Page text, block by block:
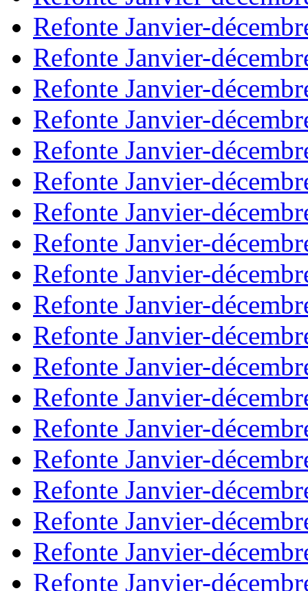
Refonte Janvier-
Refonte Janvier-
Refonte Janvier-
Refonte Janvier-
Refonte Janvier-
Refonte Janvier-
Refonte Janvier-
Refonte Janvier-
Refonte Janvier-
Refonte Janvier-
Refonte Janvier-
Refonte Janvier-
Refonte Janvier-
Refonte Janvier-
Refonte Janvier-
Refonte Janvier-
Refonte Janvier-
Refonte Janvier-
Refonte Janvier-